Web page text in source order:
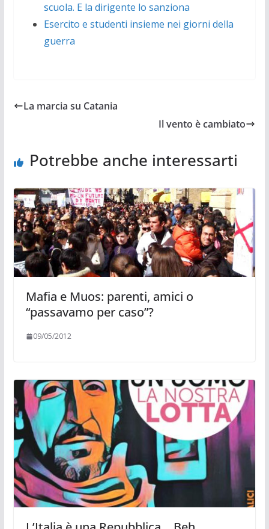
scuola. E la dirigente lo sanziona
Esercito e studenti insieme nei giorni della
guerra
La marcia su Catania
Il vento è cambiato
Potrebbe anche interessarti
Mafia e Muos: parenti, amici o
“passavamo per caso”?
09/05/2012